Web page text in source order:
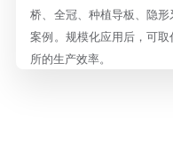
桥、全冠、种植导板、隐
案例。规模化应用后，可
所的生产效率。